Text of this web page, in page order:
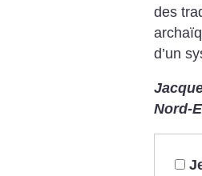
des
d’un
Nord-